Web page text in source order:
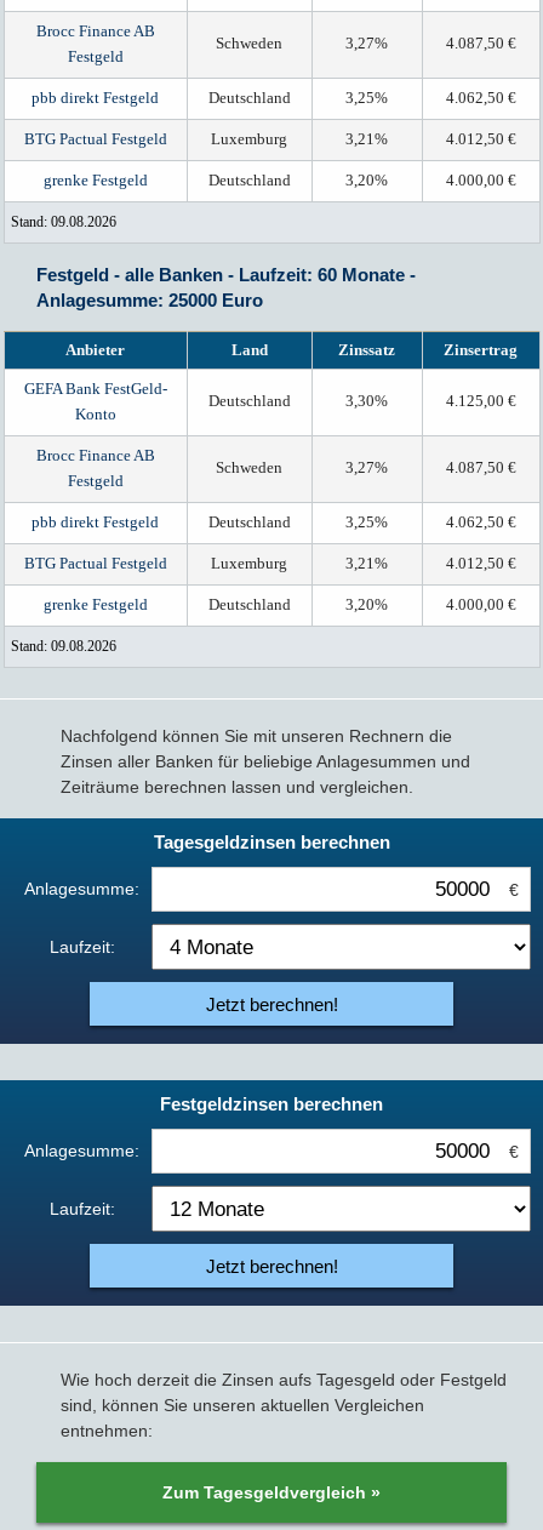
Brocc Finance AB
Festgeld
Schweden 3,27% 4.087,50 €
pbb direkt Festgeld Deutschland 3,25% 4.062,50 €
BTG Pactual Festgeld Luxemburg 3,21% 4.012,50 €
grenke Festgeld Deutschland 3,20% 4.000,00 €
Stand: 09.08.2026
Festgeld - alle Banken - Laufzeit: 60 Monate -
Anlagesumme: 25000 Euro
Anbieter Land Zinssatz Zinsertrag
GEFA Bank FestGeld-
Konto
Deutschland 3,30% 4.125,00 €
Brocc Finance AB
Festgeld
Schweden 3,27% 4.087,50 €
pbb direkt Festgeld Deutschland 3,25% 4.062,50 €
BTG Pactual Festgeld Luxemburg 3,21% 4.012,50 €
grenke Festgeld Deutschland 3,20% 4.000,00 €
Stand: 09.08.2026
Nachfolgend können Sie mit unseren Rechnern die
Zinsen aller Banken für beliebige Anlagesummen und
Zeiträume berechnen lassen und vergleichen.
Tagesgeldzinsen berechnen
Anlagesumme: €
Laufzeit:
Jetzt berechnen!
Festgeldzinsen berechnen
Anlagesumme: €
Laufzeit:
Jetzt berechnen!
Wie hoch derzeit die Zinsen aufs Tagesgeld oder Festgeld
sind, können Sie unseren aktuellen Vergleichen
entnehmen:
Zum Tagesgeldvergleich »